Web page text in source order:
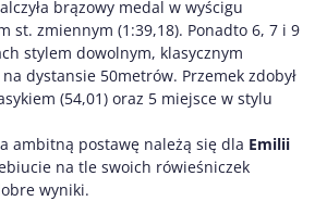
brązowy medal w wyścigu
st. zmiennym (1:39,18). Ponadto 6, 7 i 9
stylem dowolnym, klasycznym
dystansie 50metrów. Przemek zdobył
(54,01) oraz 5 miejsce w stylu
ambitną postawę należą się dla Emilii
na tle swoich rówieśniczek
wyniki.